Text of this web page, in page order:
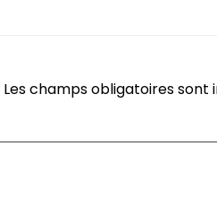
Les champs obligatoires sont